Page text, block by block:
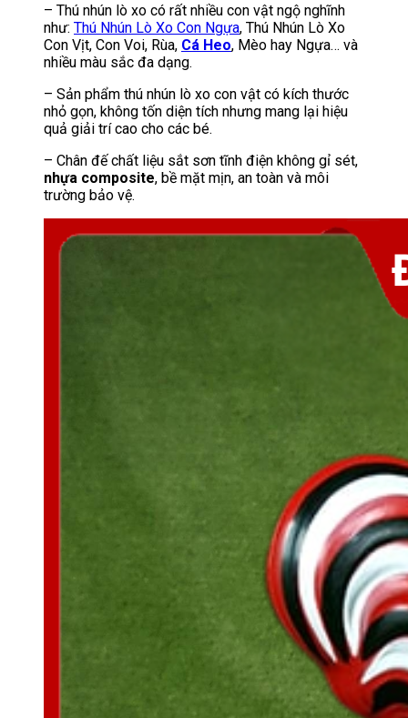
– Thú nhún lò xo có rất nhiều con vật ngộ nghĩnh
như: Thú Nhún Lò Xo Con Ngựa, Thú Nhún Lò Xo
Con Vịt, Con Voi, Rùa, Cá Heo, Mèo hay Ngựa… và
nhiều màu sắc đa dạng.
– Sản phẩm thú nhún lò xo con vật có kích thước
nhỏ gọn, không tốn diện tích nhưng mang lại hiệu
quả giải trí cao cho các bé.
– Chân đế chất liệu sắt sơn tĩnh điện không gỉ sét,
nhựa composite, bề mặt mịn, an toàn và môi
trường bảo vệ.